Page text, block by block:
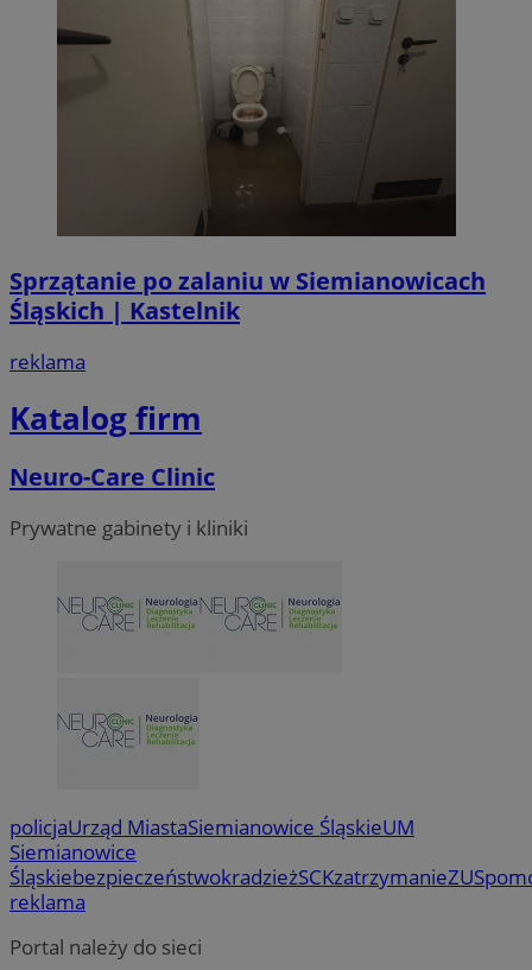
Sprzątanie po zalaniu w Siemianowicach
Śląskich | Kastelnik
reklama
Katalog firm
Neuro-Care Clinic
Prywatne gabinety i kliniki
policjaUrząd MiastaSiemianowice ŚląskieUM
Siemianowice
ŚląskiebezpieczeństwokradzieżSCKzatrzymanieZUS
reklama
Portal należy do sieci